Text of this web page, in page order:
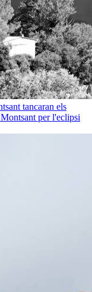
tancaran els
per l'eclipsi